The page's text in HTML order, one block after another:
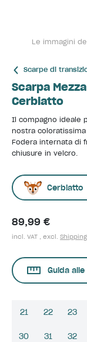
Le immagini
Scarpe di
Scarpa
Cerbiatto
Il compagno ideale
nostra
Fodera internata di
chiusure in velcro.
Cerbiatto
89,99 €
incl. VAT , excl.
Guida
21 22 23
30 31 32